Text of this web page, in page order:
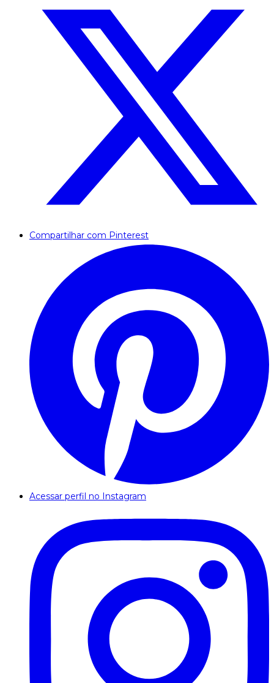
Compartilhar com Pinterest
Acessar perfil no Instagram